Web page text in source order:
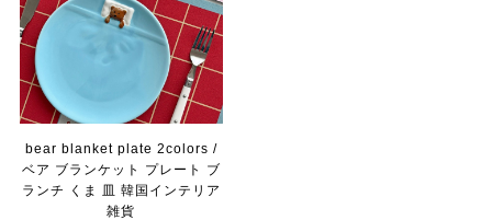
bear blanket plate 2colors /
ベア ブランケット プレート ブ
ランチ くま 皿 韓国インテリア
雑貨